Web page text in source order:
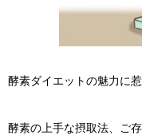
酵素ダイエットの魅力に
酵素の上手な摂取法、ご